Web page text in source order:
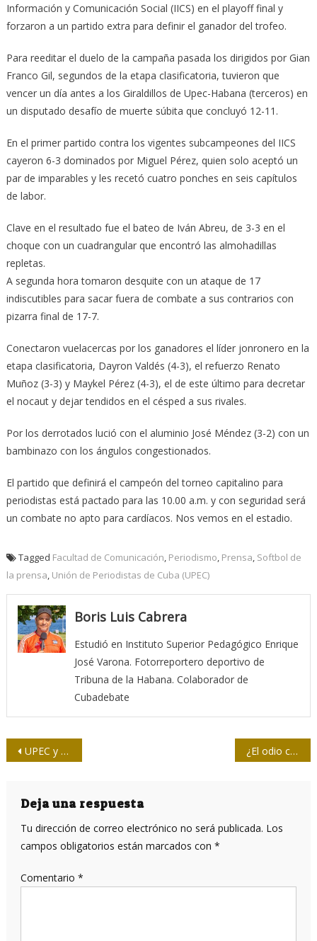
Información y Comunicación Social (IICS) en el playoff final y
forzaron a un partido extra para definir el ganador del trofeo.
Para reeditar el duelo de la campaña pasada los dirigidos por Gian
Franco Gil, segundos de la etapa clasificatoria, tuvieron que
vencer un día antes a los Giraldillos de Upec-Habana (terceros) en
un disputado desafío de muerte súbita que concluyó 12-11.
En el primer partido contra los vigentes subcampeones del IICS
cayeron 6-3 dominados por Miguel Pérez, quien solo aceptó un
par de imparables y les recetó cuatro ponches en seis capítulos
de labor.
Clave en el resultado fue el bateo de Iván Abreu, de 3-3 en el
choque con un cuadrangular que encontró las almohadillas
repletas.
A segunda hora tomaron desquite con un ataque de 17
indiscutibles para sacar fuera de combate a sus contrarios con
pizarra final de 17-7.
Conectaron vuelacercas por los ganadores el líder jonronero en la
etapa clasificatoria, Dayron Valdés (4-3), el refuerzo Renato
Muñoz (3-3) y Maykel Pérez (4-3), el de este último para decretar
el nocaut y dejar tendidos en el césped a sus rivales.
Por los derrotados lució con el aluminio José Méndez (3-2) con un
bambinazo con los ángulos congestionados.
El partido que definirá el campeón del torneo capitalino para
periodistas está pactado para las 10.00 a.m. y con seguridad será
un combate no apto para cardíacos. Nos vemos en el estadio.
Tagged Facultad de Comunicación Periodismo Prensa Softbol de
la prensa Unión de Periodistas de Cuba (UPEC)
Boris Luis Cabrera
Estudió en Instituto Superior Pedagógico Enrique
José Varona. Fotorreportero deportivo de
Tribuna de la Habana. Colaborador de
Cubadebate
Navegación
entradas
UPEC y Federación… un abrazo entre prensa y mujer ¿El odio como plan?
Deja una respuesta
Tu dirección de correo electrónico no será publicada. Los
campos obligatorios están marcados con *
Comentario *